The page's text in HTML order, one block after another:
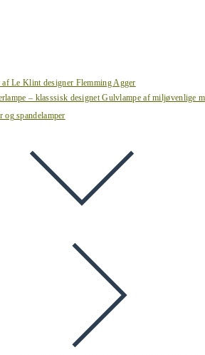
af Le Klint designer Flemming Agger
– klasssisk designet Gulvlampe af miljøvenlige
og spandelamper